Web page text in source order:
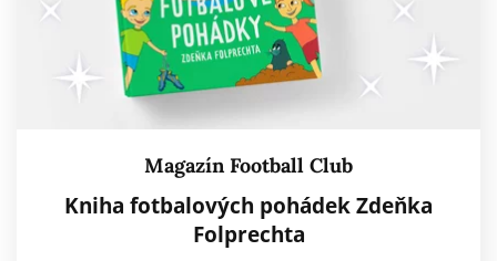
Magazín Football Club
Kniha fotbalových pohádek Zdeňka
Folprechta